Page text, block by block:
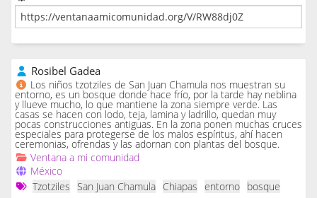
Rosibel Gadea
Los niños tzotziles de San Juan Chamula nos muestran su
entorno, es un bosque donde hace frío, por la tarde hay neblina
y llueve mucho, lo que mantiene la zona siempre verde. Las
casas se hacen con lodo, teja, lamina y ladrillo, quedan muy
pocas construcciones antiguas. En la zona ponen muchas cruces
especiales para protegerse de los malos espíritus, ahí hacen
ceremonias, ofrendas y las adornan con plantas del bosque.
Ventana a mi comunidad
México
Tzotziles
San Juan Chamula Chiapas entorno bosque